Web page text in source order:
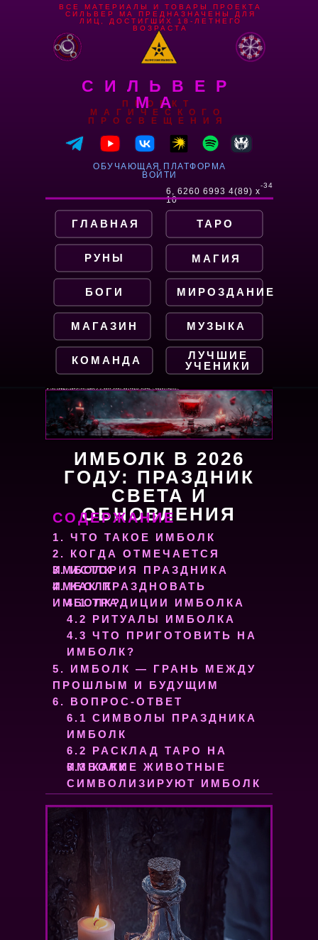
ПРОЕКТ
МАГИЧЕСКОГО
ПРОСВЕЩЕНИЯ
ВСЕ МАТЕРИАЛЫ И ТОВАРЫ ПРОЕКТА
СИЛЬВЕР МА ПРЕДНАЗНАЧЕНЫ ДЛЯ
ЛИЦ, ДОСТИГШИХ 18-ЛЕТНЕГО
ВОЗРАСТА
6, 6260 6993 4(89) x
10
-34
СИЛЬВЕР
МА
ОБУЧАЮЩАЯ ПЛАТФОРМА
ВОЙТИ
ГЛАВНАЯ ТАРО
РУНЫ
КОМАНДА
МАГИЯ
МАГАЗИН
МИРОЗДАНИЕ
БОГИ
МУЗЫКА
ЛУЧШИЕ
УЧЕНИКИ
ИМБОЛК В 2026
ГОДУ: ПРАЗДНИК
СВЕТА И
ОБНОВЛЕНИЯ
2. КОГДА ОТМЕЧАЕТСЯ
ИМБОЛК
1. ЧТО ТАКОЕ ИМБОЛК
4. КАК ПРАЗДНОВАТЬ
ИМБОЛК?
5. ИМБОЛК — ГРАНЬ МЕЖДУ
ПРОШЛЫМ И БУДУЩИМ
6. ВОПРОС-ОТВЕТ
СОДЕРЖАНИЕ
3. ИСТОРИЯ ПРАЗДНИКА
ИМБОЛК
4.1 ТРАДИЦИИ ИМБОЛКА
4.2 РИТУАЛЫ ИМБОЛКА
4.3 ЧТО ПРИГОТОВИТЬ НА
ИМБОЛК?
6.1 СИМВОЛЫ ПРАЗДНИКА
ИМБОЛК
6.2 РАСКЛАД ТАРО НА
ИМБОЛК
6.3 КАКИЕ ЖИВОТНЫЕ
СИМВОЛИЗИРУЮТ ИМБОЛК